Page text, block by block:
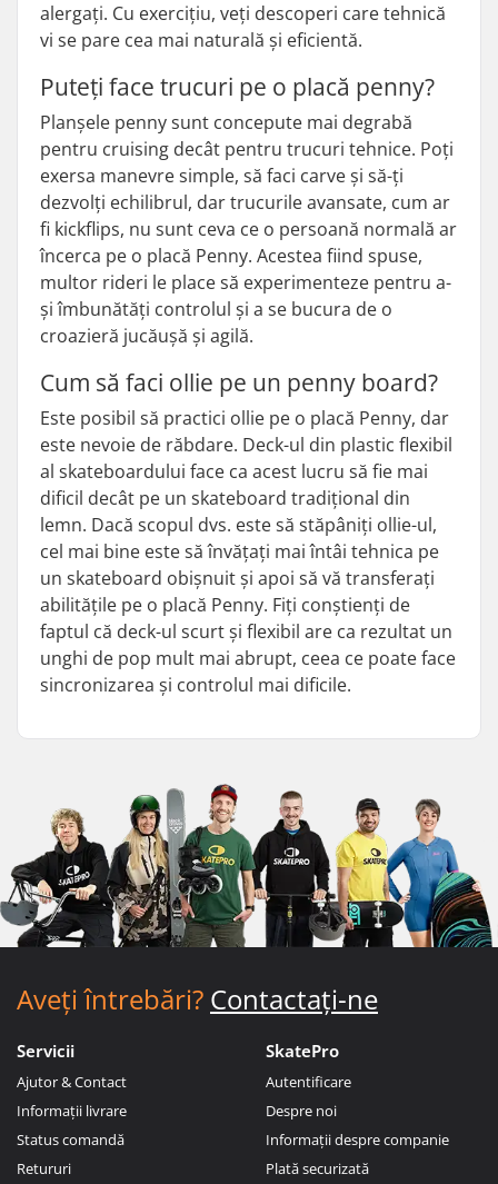
alergați. Cu exercițiu, veți descoperi care tehnică
vi se pare cea mai naturală și eficientă.
Puteți face trucuri pe o placă penny?
Planșele penny sunt concepute mai degrabă
pentru cruising decât pentru trucuri tehnice. Poți
exersa manevre simple, să faci carve și să-ți
dezvolți echilibrul, dar trucurile avansate, cum ar
fi kickflips, nu sunt ceva ce o persoană normală ar
încerca pe o placă Penny. Acestea fiind spuse,
multor rideri le place să experimenteze pentru a-
și îmbunătăți controlul și a se bucura de o
croazieră jucăușă și agilă.
Cum să faci ollie pe un penny board?
Este posibil să practici ollie pe o placă Penny, dar
este nevoie de răbdare. Deck-ul din plastic flexibil
al skateboardului face ca acest lucru să fie mai
dificil decât pe un skateboard tradițional din
lemn. Dacă scopul dvs. este să stăpâniți ollie-ul,
cel mai bine este să învățați mai întâi tehnica pe
un skateboard obișnuit și apoi să vă transferați
abilitățile pe o placă Penny. Fiți conștienți de
faptul că deck-ul scurt și flexibil are ca rezultat un
unghi de pop mult mai abrupt, ceea ce poate face
sincronizarea și controlul mai dificile.
Aveți întrebări? Contactați-ne
Servicii
Ajutor & Contact
Informații livrare
Status comandă
Retururi
SkatePro
Autentificare
Despre noi
Informații despre companie
Plată securizată